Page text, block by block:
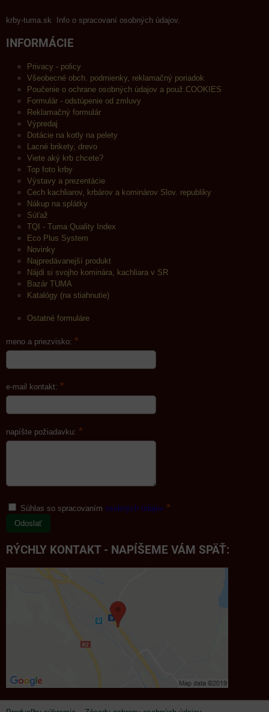
krby-tuma.sk Info o spracovaní osobných údajov.
INFORMÁCIE
Privacy - policy
Všeobecné obch. podmienky, reklamačný poriadok
Poučenie o ochrane osobných údajov a použ.COOKIES
Formulár - odstúpenie od zmluvy
Reklamačný formulár
Výpredaj
Dotácie na kotly na pelety
Lacné brikety, drevo
Viete aký krb chcete?
Top foto krby
Výstavy a prezentácie
Cech kachliarov, krbárov a kominárov Slov. republiky
Nákup na splátky
Súťaž
TQI - Tuma Quality Index
Eco Plus System
Novinky
Najpredávanejší produkt
Nájdi si svojho kominára, kachliara v SR
Bazár TUMA
Katalógy (na stiahnutie)
Ostatné formuláre
meno a priezvisko: *
e-mail kontakt: *
napíšte požiadavku: *
Súhlas so spracovaním osobných údajov *
Odoslať
RÝCHLY KONTAKT - NAPÍŠEME VÁM SPÄŤ: